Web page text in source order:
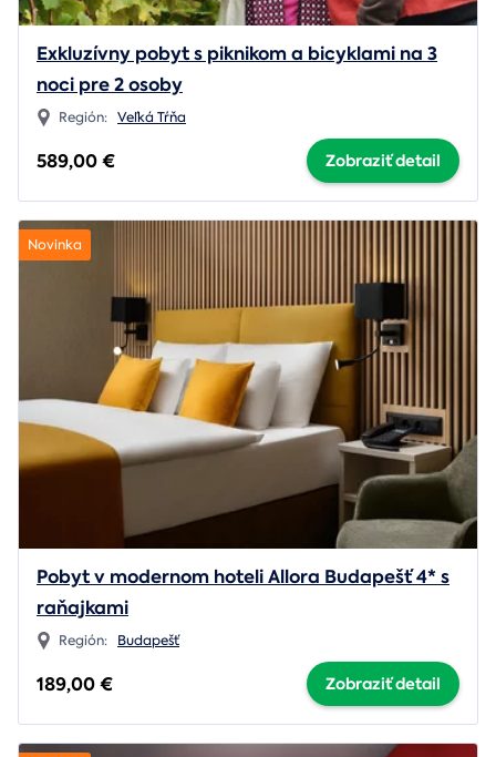
Exkluzívny pobyt s piknikom a bicyklami na 3
noci pre 2 osoby
Región: Veľká Tŕňa
589,00 € Zobraziť detail
Novinka
Pobyt v modernom hoteli Allora Budapešť 4* s
raňajkami
Región: Budapešť
189,00 € Zobraziť detail